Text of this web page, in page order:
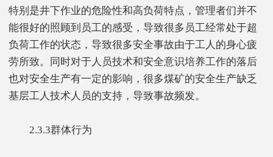
特别是井下作业的危险性和高负荷特点，管理者们并不
能很好的照顾到员工的感受，导致很多员工经常处于超
负荷工作的状态，导致很多安全事故由于工人的身心疲
劳所致。同时对于人员技术和安全意识培养工作的落后
也对安全生产有一定的影响，很多煤矿的安全生产缺乏
基层工人技术人员的支持，导致事故频发。
2.3.3群体行为